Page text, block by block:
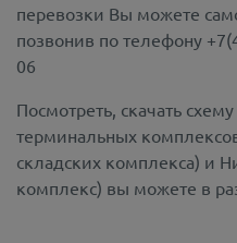
перевозки Вы можете
позвонив по телефону
06
Посмотреть, скачать
терминальных
складских комплекса) и
комплекс) вы можете в